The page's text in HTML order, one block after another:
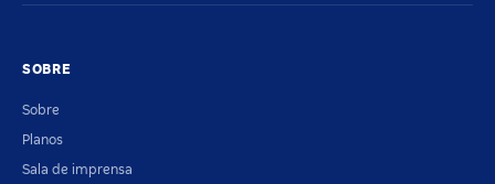
SOBRE
Sobre
Planos
Sala de imprensa